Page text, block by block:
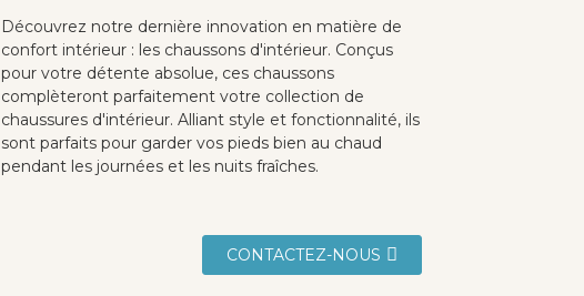
Découvrez notre dernière innovation en matière de
confort intérieur : les chaussons d'intérieur. Conçus
pour votre détente absolue, ces chaussons
complèteront parfaitement votre collection de
chaussures d'intérieur. Alliant style et fonctionnalité, ils
sont parfaits pour garder vos pieds bien au chaud
pendant les journées et les nuits fraîches.
CONTACTEZ-NOUS